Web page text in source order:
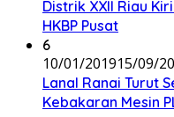
Distrik XXII Riau
HKBP Pusat
6
10/01/201915/09/
Lanal Ranai Turut
Kebakaran Mesin